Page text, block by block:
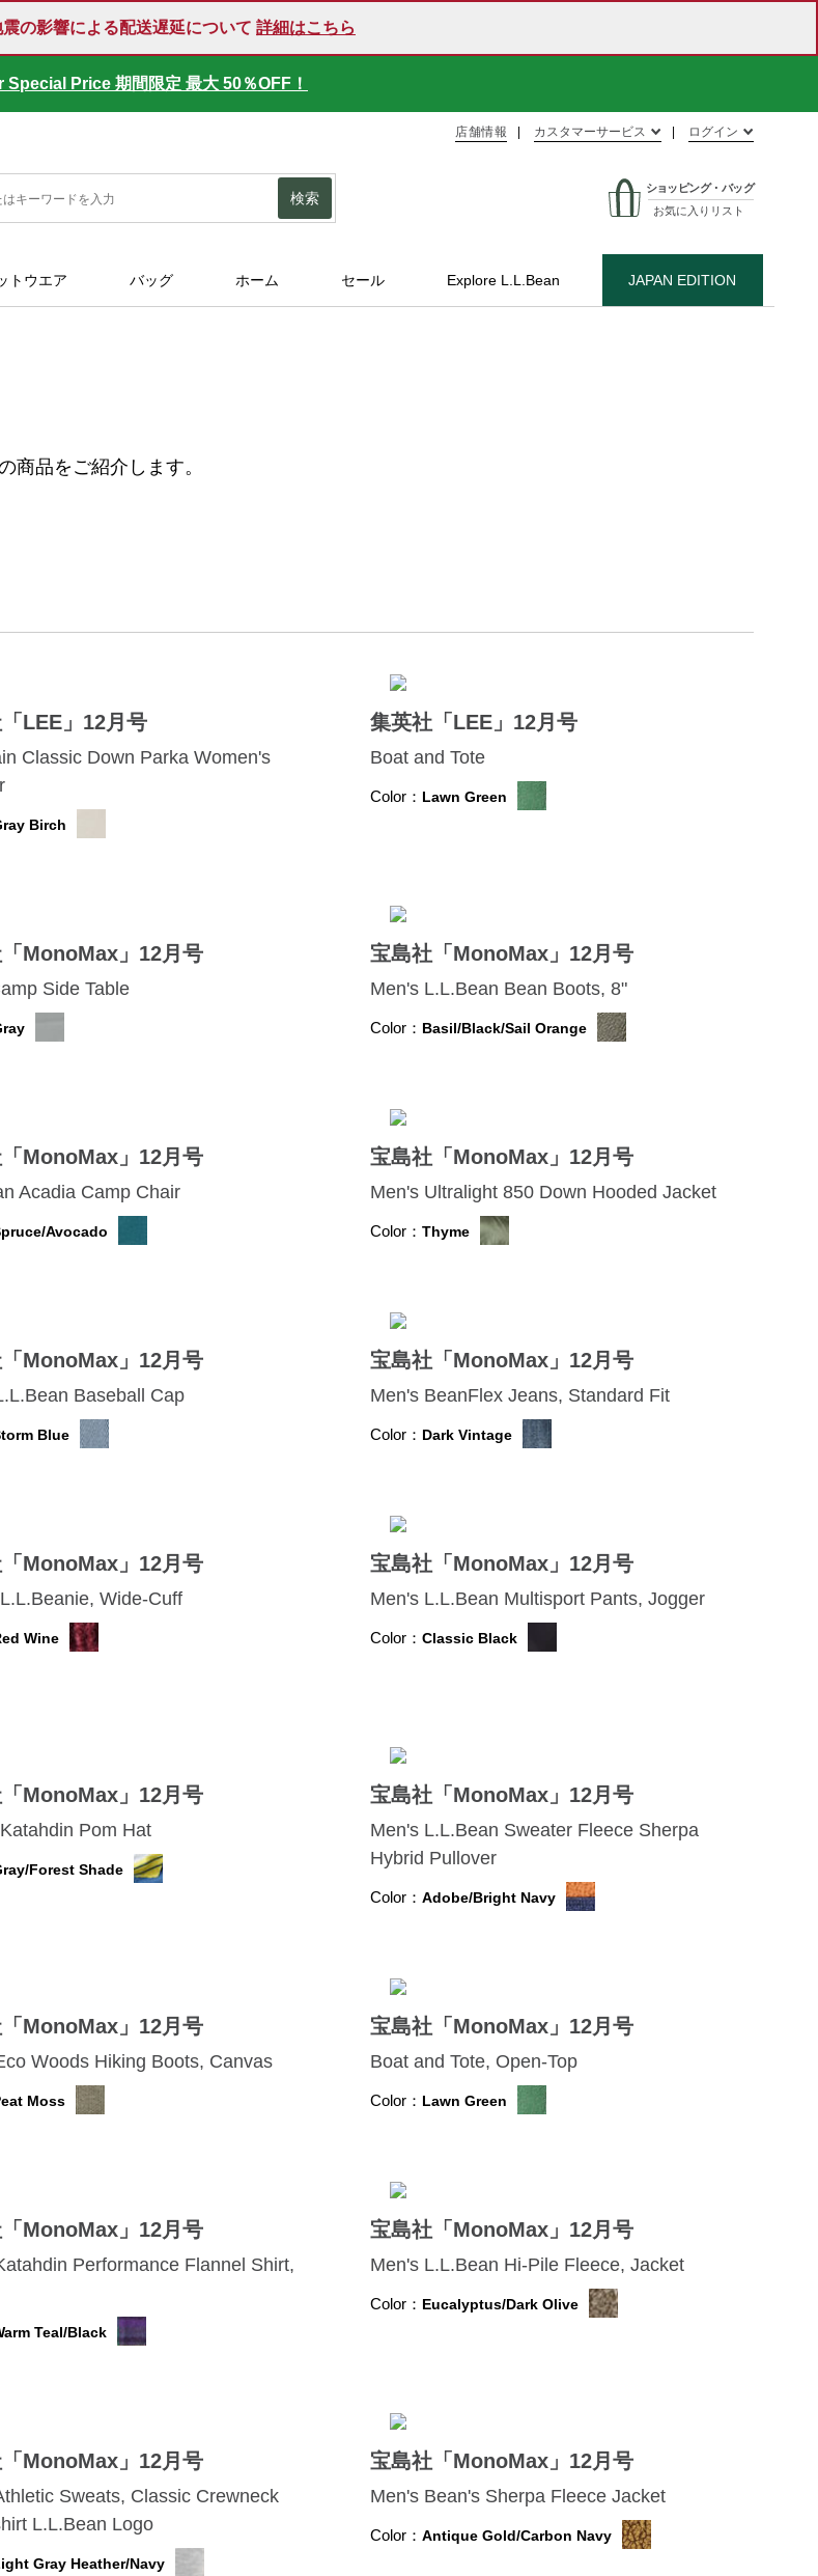
の影響による配送遅延について 詳細はこちら
Special Price 期間限定 最大 50％OFF！
店舗情報 カスタマーサービス ログイン
検索
ショッピング・バッグ
お気に入りリスト
トウエア バッグ ホーム セール Explore L.L.Bean JAPAN EDITION
商品をご紹介します。
LEE」12月号
Classic Down Parka Women's
Birch
集英社「LEE」12月号
Boat and Tote
Color： Lawn Green
MonoMax」12月号
Side Table
宝島社「MonoMax」12月号
Men's L.L.Bean Bean Boots, 8"
Color： Basil/Black/Sail Orange
MonoMax」12月号
Acadia Camp Chair
Avocado
宝島社「MonoMax」12月号
Men's Ultralight 850 Down Hooded Jacket
Color： Thyme
MonoMax」12月号
Baseball Cap
Blue
宝島社「MonoMax」12月号
Men's BeanFlex Jeans, Standard Fit
Color： Dark Vintage
MonoMax」12月号
Wide-Cuff
Wine
宝島社「MonoMax」12月号
Men's L.L.Bean Multisport Pants, Jogger
Color： Classic Black
MonoMax」12月号
Pom Hat
Forest Shade
宝島社「MonoMax」12月号
Men's L.L.Bean Sweater Fleece Sherpa
Hybrid Pullover
Color： Adobe/Bright Navy
MonoMax」12月号
Woods Hiking Boots, Canvas
Moss
宝島社「MonoMax」12月号
Boat and Tote, Open-Top
Color： Lawn Green
MonoMax」12月号
Performance Flannel Shirt,
Teal/Black
宝島社「MonoMax」12月号
Men's L.L.Bean Hi-Pile Fleece, Jacket
Color： Eucalyptus/Dark Olive
MonoMax」12月号
Sweats, Classic Crewneck
L.L.Bean Logo
Gray Heather/Navy
宝島社「MonoMax」12月号
Men's Bean's Sherpa Fleece Jacket
Color： Antique Gold/Carbon Navy